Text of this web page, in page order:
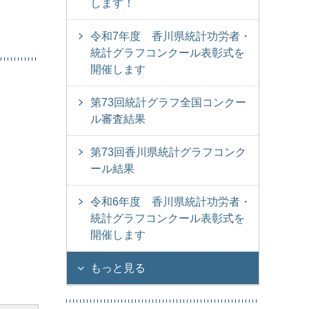
します！
令和7年度 香川県統計功労者・
統計グラフコンクール表彰式を
開催します
第73回統計グラフ全国コンクー
ル審査結果
第73回香川県統計グラフコンク
ール結果
令和6年度 香川県統計功労者・
統計グラフコンクール表彰式を
開催します
もっと見る